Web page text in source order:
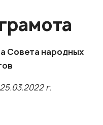
Совета народных
г.